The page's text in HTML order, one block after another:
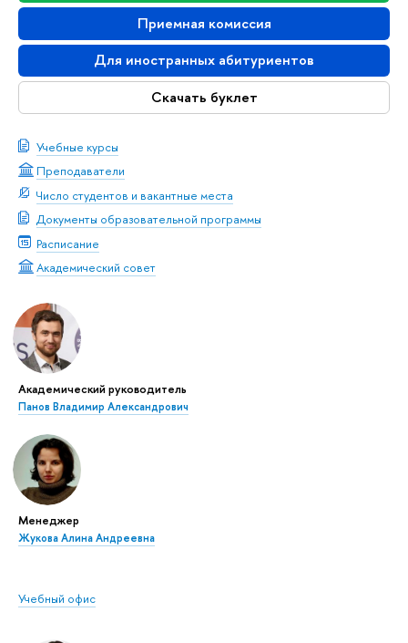
Приемная комиссия
Для иностранных абитуриентов
Скачать буклет
Учебные курсы
Преподаватели
Число студентов и вакантные места
Документы образовательной программы
Расписание
Академический совет
Академический руководитель
Панов Владимир Александрович
Менеджер
Жукова Алина Андреевна
Учебный офис